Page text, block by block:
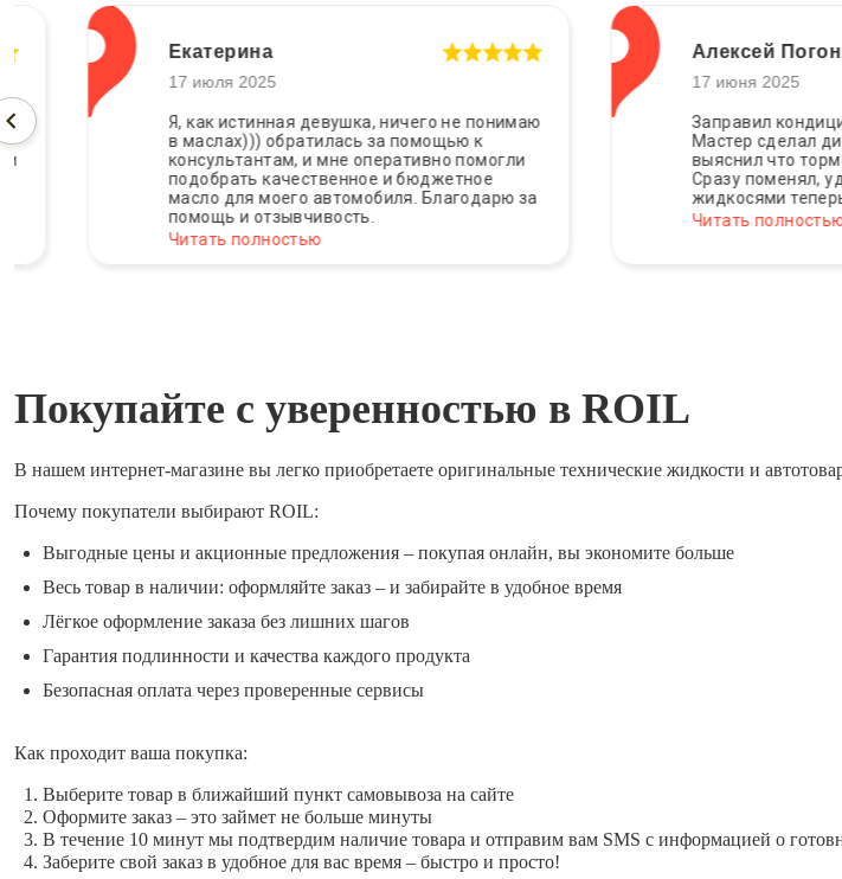
Екатерина
17 июля 2025
Я, как истинная девушка, ничего не понимаю
в маслах))) обратилась за помощью к
консультантам, и мне оперативно помогли
подобрать качественное и бюджетное
масло для моего автомобиля. Благодарю за
помощь и отзывчивость.
Читать полностью
Алексей Погонышев
17 июня 2025
Заправил кондиционер
Мастер сделал
выяснил что тормозная
Сразу поменял, удобно.
жидкосями теперь
Читать полностью
Покупайте с уверенностью в ROIL
В нашем интернет-магазине вы легко приобретаете оригинальные технические жидкости и
Почему покупатели выбирают ROIL:
Выгодные цены и акционные предложения – покупая онлайн, вы экономите больше
Весь товар в наличии: оформляйте заказ – и забирайте в удобное время
Лёгкое оформление заказа без лишних шагов
Гарантия подлинности и качества каждого продукта
Безопасная оплата через проверенные сервисы
Как проходит ваша покупка:
Выберите товар в ближайший пункт самовывоза на сайте
Оформите заказ – это займет не больше минуты
В течение 10 минут мы подтвердим наличие товара и отправим вам SMS с информацией о
Заберите свой заказ в удобное для вас время – быстро и просто!